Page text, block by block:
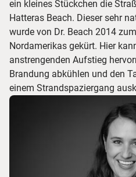
ein kleines Stückchen die
Hatteras Beach. Dieser sehr
wurde von Dr. Beach 2014
Nordamerikas gekürt. Hier
anstrengenden Aufstieg
Brandung abkühlen und den
einem Strandspaziergang